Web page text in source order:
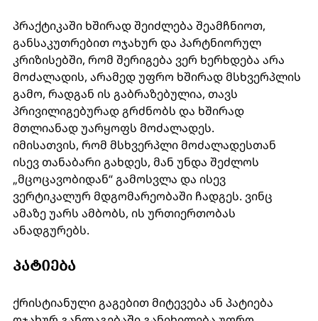
პრაქტიკაში ხშირად შეიძლება შეამჩნიოთ,
განსაკუთრებით ოჯახურ და პარტნიორულ
კრიზისებში, რომ შერიგება ვერ ხერხდება არა
მოძალადის, არამედ უფრო ხშირად მსხვერპლის
გამო, რადგან ის გაბრაზებულია, თავს
პრივილიგებურად გრძნობს და ხშირად
მთლიანად უარყოფს მოძალადეს.
იმისათვის, რომ მსხვერპლი მოძალადესთან
ისევ თანაბარი გახდეს, მან უნდა შეძლოს
„მცოცავობიდან“ გამოსვლა და ისევ
ვერტიკალურ მდგომარეობაში ჩადგეს. ვინც
ამაზე უარს ამბობს, ის ურთიერთობას
ანადგურებს.
ᲞᲐᲢᲘᲔᲑᲐ
ქრისტიანული გაგებით მიტევება ან პატიება